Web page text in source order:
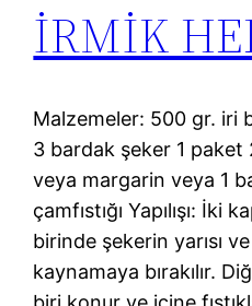
İRMİK
Malzemeler: 500 gr. iri
3 bardak şeker 1 paket
veya margarin veya 1
çamfıstığı Yapılışı: İki
birinde şekerin yarısı
kaynamaya bırakılır.